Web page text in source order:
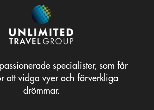
specialister, som får
att vidga vyer och förverkliga
drömmar.